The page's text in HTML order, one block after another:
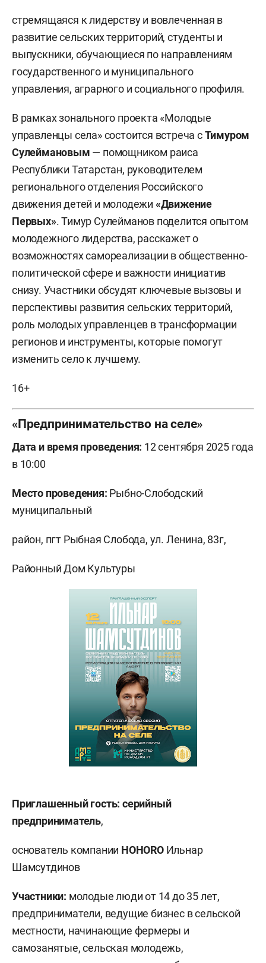
стремящаяся к лидерству и вовлеченная в
развитие сельских территорий, студенты и
выпускники, обучающиеся по направлениям
государственного и муниципального
управления, аграрного и социального профиля.
В рамках зонального проекта «Молодые
управленцы села» состоится встреча сТимуром
Сулеймановым — помощником раиса
Республики Татарстан, руководителем
регионального отделения Российского
движения детей и молодежи «Движение
Первых». Тимур Сулейманов поделится опытом
молодежного лидерства, расскажет о
возможностях самореализации в общественно-
политической сфере и важности инициатив
снизу. Участники обсудят ключевые вызовы и
перспективы развития сельских территорий,
роль молодых управленцев в трансформации
регионов и инструменты, которые помогут
изменить село к лучшему.
16+
«Предпринимательство на селе»
Дата и время проведения: 12 сентября 2025 года
в 10:00
Место проведения: Рыбно-Слободский
муниципальный
район, пгт Рыбная Слобода, ул. Ленина, 83г,
Районный Дом Культуры
Приглашенный гость: серийный
предприниматель,
основатель компании HOHOROИльнар
Шамсутдинов
Участники: молодые люди от 14 до 35 лет,
предприниматели, ведущие бизнес в сельской
местности, начинающие фермеры и
самозанятые, сельская молодежь,